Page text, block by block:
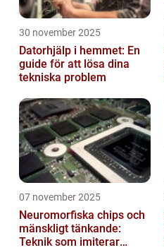
30 november 2025
Datorhjälp i hemmet: En
guide för att lösa dina
tekniska problem
07 november 2025
Neuromorfiska chips och
mänskligt tänkande:
Teknik som imiterar